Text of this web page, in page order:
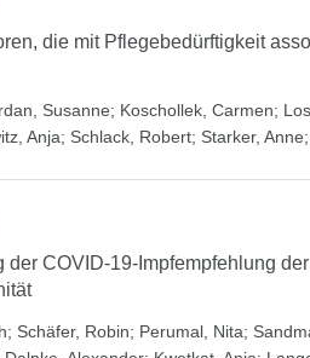
die mit Pflegebedürftigkeit
Susanne; Koschollek, Carmen;
Anja; Schlack, Robert; Starker, Anne;
der COVID-19-Impfempfehlung
; Schäfer, Robin; Perumal, Nita;